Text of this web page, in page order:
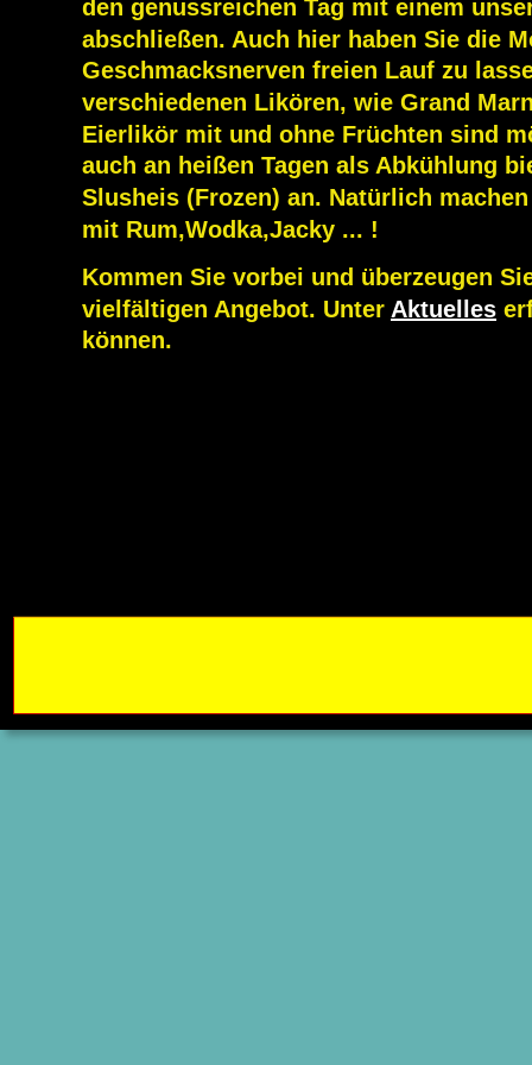
den genussreichen Tag mit einem
abschließen. Auch hier haben Sie die
Geschmacksnerven freien Lauf zu
verschiedenen Likören, wie Grand
Eierlikör mit und ohne Früchten sind
auch an heißen Tagen als Abkühlung
Slusheis (Frozen) an. Natürlich
mit Rum,Wodka,Jacky ... !
Kommen Sie vorbei und überzeugen
vielfältigen Angebot. Unter Aktuelles
können.
Crêpes  abschließen. Auch hier
Geschmacksnerven freien Lauf zu
verschiedenen Likören, wie Grand
Eierlikör mit und ohne Früchten
auch an heißen Tagen als
Slusheis (Frozen) an. Natürlich
mit Rum,Wodka,Jacky ... !
vielfältigen Angebot. Unter Aktuelles
können.
den genussreichen Tag mit einem
abschließen. Auch hier haben Sie die
Geschmacksnerven freien Lauf zu
verschiedenen Likören, wie Grand
Eierlikör mit und ohne Früchten sind
auch an heißen Tagen als Abkühlung
Slusheis (Frozen) an. Natürlich
mit Rum,Wodka,Jacky ... !
Kommen Sie vorbei und überzeugen
vielfältigen Angebot. Unter Aktuelles
können.